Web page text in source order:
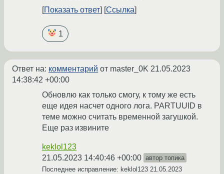
Показать ответ
Ссылка
1
Ответ на: комментарий от master_0K 21.05.2023
14:38:42 +00:00
Обновлю как только смогу, к тому же есть
еще идея насчет одного лога. PARTUUID в
теме можно считать временной загушкой.
Еще раз извините
keklol123
21.05.2023 14:40:46 +00:00 автор топика
Последнее исправление: keklol123 21.05.2023